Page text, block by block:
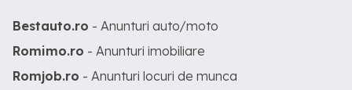
Bestauto.ro - Anunturi auto/moto
Romimo.ro - Anunturi imobiliare
Romjob.ro - Anunturi locuri de munca